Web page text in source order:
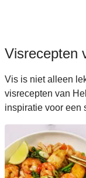
Visrecepten
Vis is niet alleen
visrecepten van
inspiratie voor een